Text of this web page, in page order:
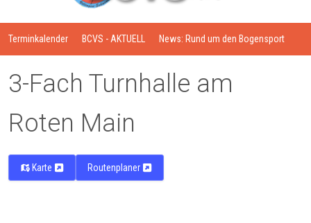
Terminkalender BCVS - AKTUELL News: Rund um den Bogensport
3-Fach Turnhalle am
Roten Main
Karte Routenplaner